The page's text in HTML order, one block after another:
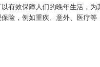
效保障人们的晚年生活，为
险，例如重疾、意外、医疗